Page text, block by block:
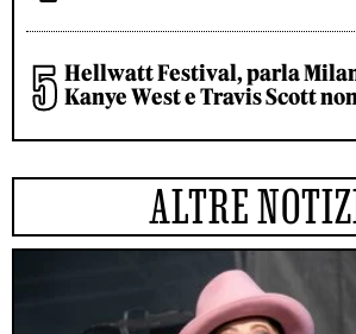
Hellwatt Festival, parla
Kanye West e Travis Scott
ALTRE